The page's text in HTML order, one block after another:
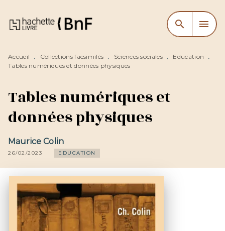
MENU RECHERCHE
CONTENU
search menu
Accueil • Collections facsimilés • Sciences sociales • Education
•
Tables numériques et données physiques
Tables numériques et
données physiques
Maurice Colin
26/02/2023 EDUCATION